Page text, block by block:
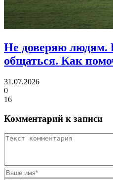
Не доверяю людям.
общаться. Как
31.07.2026
0
16
Комментарий к записи